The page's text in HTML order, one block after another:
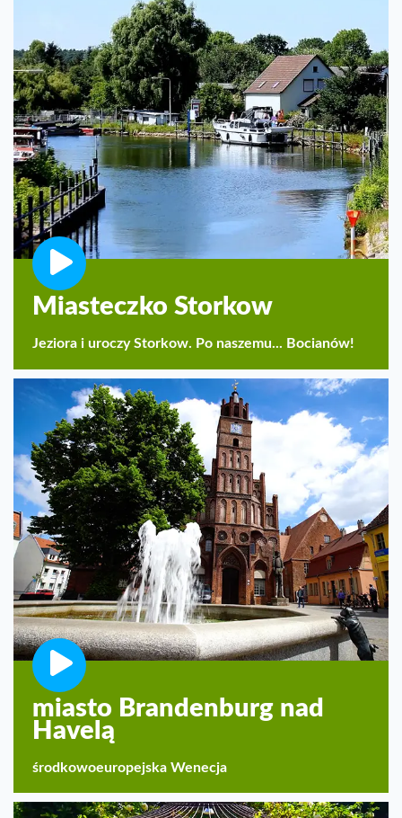
Miasteczko Storkow
Jeziora i uroczy Storkow. Po naszemu... Bocianów!
miasto Brandenburg nad
Havelą
środkowoeuropejska Wenecja